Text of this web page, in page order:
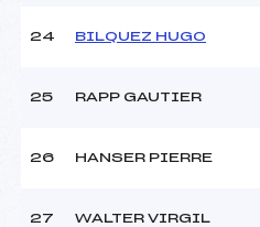
24 BILQUEZ HUGO
25 RAPP GAUTIER
26 HANSER PIERRE
27 WALTER VIRGIL